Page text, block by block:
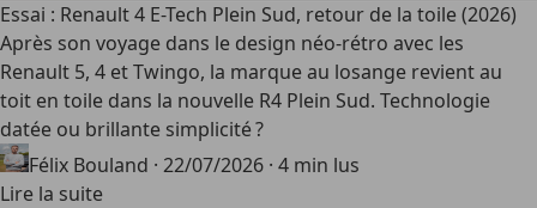
Essai : Renault 4 E-Tech Plein Sud, retour de la toile (2026)
Après son voyage dans le design néo-rétro avec les
Renault 5, 4 et Twingo, la marque au losange revient au
toit en toile dans la nouvelle R4 Plein Sud. Technologie
datée ou brillante simplicité ?
Félix Bouland · 22/07/2026 · 4 min lus
Lire la suite